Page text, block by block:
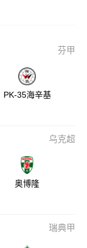
芬甲
PK-35海辛基
乌克超
奥博隆
瑞典甲